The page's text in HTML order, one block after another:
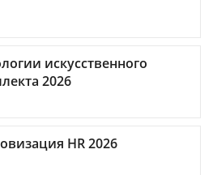
искусственного
2026
HR 2026